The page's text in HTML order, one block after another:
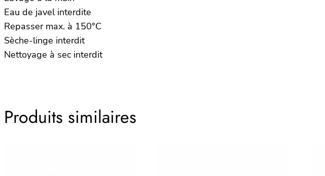
Eau de javel interdite
Repasser max. à 150°C
Sèche-linge interdit
Nettoyage à sec interdit
Produits similaires